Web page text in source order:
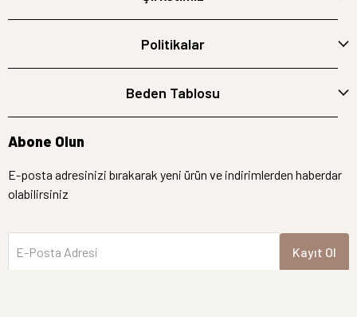
Politikalar
Beden Tablosu
Abone Olun
E-posta adresinizi bırakarak yeni ürün ve indirimlerden haberdar
olabilirsiniz
E-Posta Adresi Kayıt Ol